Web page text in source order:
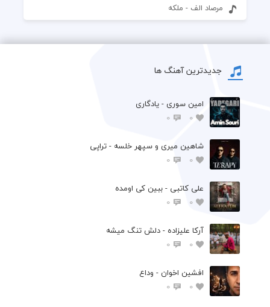
مرصاد الف - ملکه
جدیدترین آهنگ ها
امین سوری - یادگاری
0
0
شاهین میری و سپهر خلسه - تراپی
0
0
علی کاتبی - ببین کی اومده
0
0
آرکا علیزاده - دلش تنگ میشه
0
0
افشين اخوان - وداع
0
0